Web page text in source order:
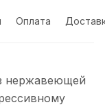
Оплата
нержавеющей